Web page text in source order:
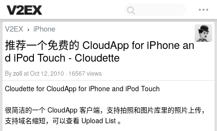
V2EX › iPhone
推荐一个免费的 CloudApp for iPhone an
d iPod Touch - Cloudette
Byzoll at Oct 12, 2010 · 16567 views
Cloudette for CloudApp for iPhone and iPod Touch
很简洁的一个 CloudApp 客户端，支持拍照和图片库里的照片上传，
支持域名缩短，可以查看 Upload List 。